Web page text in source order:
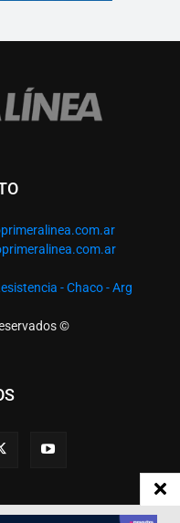
- Chaco - Arg
©